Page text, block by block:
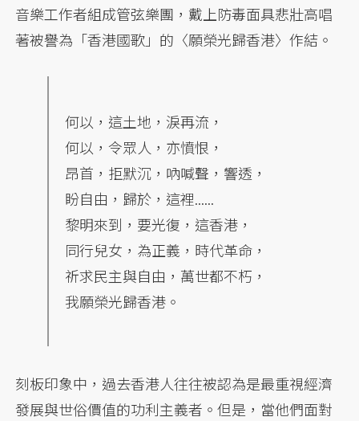
音樂工作者組成管弦樂團，戴上防毒面具悲壯高唱
著被譽為「香港國歌」的〈願榮光歸香港〉作結。
何以，這土地，淚再流，
何以，令眾人，亦憤恨，
昂首，拒默沉，吶喊聲，響透，
盼自由，歸於，這裡......
黎明來到，要光復，這香港，
同行兒女，為正義，時代革命，
祈求民主與自由，萬世都不朽，
我願榮光歸香港。
刻板印象中，過去香港人往往被認為是最重視經濟
發展與世俗價值的功利主義者。但是，當他們面對